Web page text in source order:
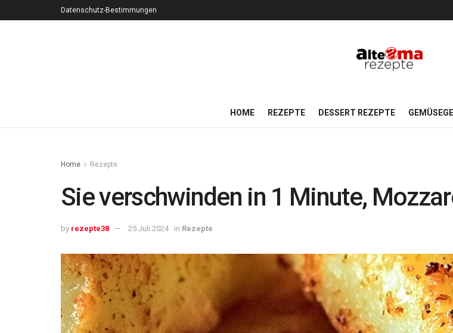
Datenschutz-Bestimmungen
HOME REZEPTE DESSERT REZEPTE
Home Rezepte
Sie verschwinden in 1 Minute,
by rezepte38 25 Juli 2024 in Rezepte